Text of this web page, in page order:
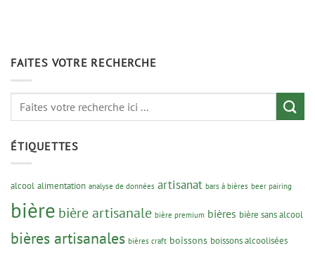
FAITES VOTRE RECHERCHE
ÉTIQUETTES
alcool alimentation analyse de données artisanat bars à bières beer pairing
bière bière artisanale bière premium bières bière sans alcool
bières artisanales bières craft boissons boissons alcoolisées